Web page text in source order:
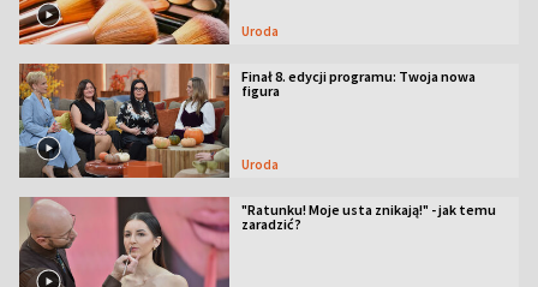
Uroda
Finał 8. edycji programu: Twoja nowa
figura
Uroda
"Ratunku! Moje usta znikają!" - jak temu
zaradzić?